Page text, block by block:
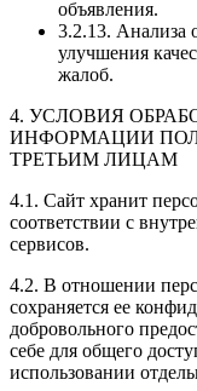
объявления.
3.2.13. Анализа
улучшения
жалоб.
4. УСЛОВИЯ
ИНФОРМАЦИИ
ТРЕТЬИМ ЛИЦАМ
4.1. Сайт хранит
соответствии с
сервисов.
4.2. В отношении
сохраняется ее
добровольного
себе для общего
использовании